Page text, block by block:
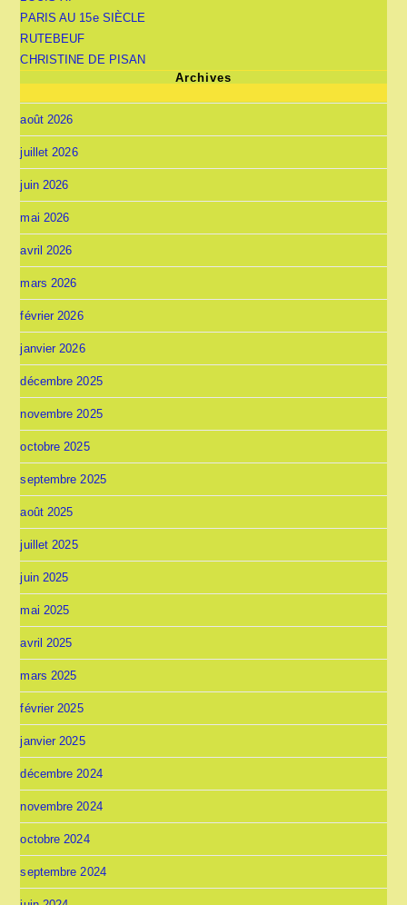
PARIS AU 15e SIÈCLE
RUTEBEUF
CHRISTINE DE PISAN
Archives
août 2026
juillet 2026
juin 2026
mai 2026
avril 2026
mars 2026
février 2026
janvier 2026
décembre 2025
novembre 2025
octobre 2025
septembre 2025
août 2025
juillet 2025
juin 2025
mai 2025
avril 2025
mars 2025
février 2025
janvier 2025
décembre 2024
novembre 2024
octobre 2024
septembre 2024